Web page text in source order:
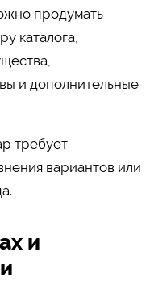
продумать
каталога,
и дополнительные
требует
вариантов или
и